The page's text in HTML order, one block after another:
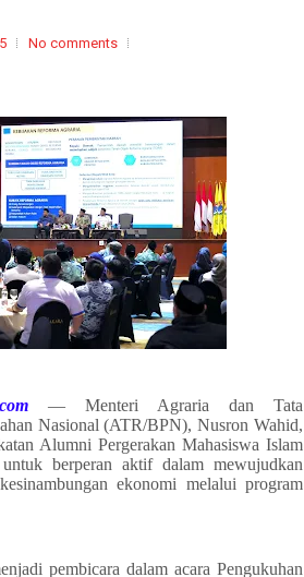
No comments
— Menteri Agraria dan Tata
Nasional (ATR/BPN), Nusron Wahid,
Alumni Pergerakan Mahasiswa Islam
berperan aktif dalam mewujudkan
ekonomi melalui program
pembicara dalam acara Pengukuhan